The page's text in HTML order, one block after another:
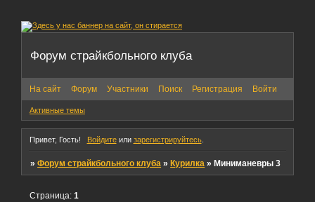
Форум страйкбольного клуба
На сайт Форум Участники Поиск Регистрация Войти
Активные темы
Привет, Гость! Войдитеили зарегистрируйтесь.
»Форум страйкбольного клуба »Курилка »Миниманевры 3
Страница:1